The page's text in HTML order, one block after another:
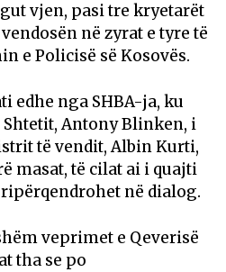
vjen, pasi tre kryetarët
në zyrat e tyre të
e Policisë së Kosovës.
edhe nga SHBA-ja, ku
Antony Blinken, i
të vendit, Albin Kurti,
masat, të cilat ai i quajti
në dialog.
veprimet e Qeverisë
tha se po